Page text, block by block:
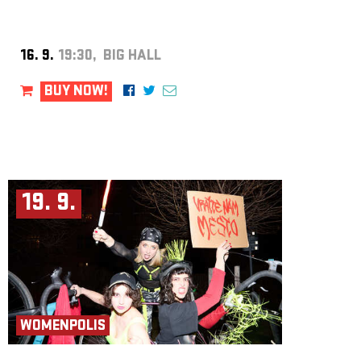
16. 9. 19:30, BIG HALL
BUY NOW!
19. 9.
WOMENPOLIS